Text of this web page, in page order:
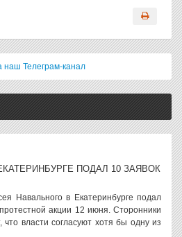
наш Телеграм-канал
ПОДАЛ 10 ЗАЯВОК
Навального в Екатеринбурге подал
акции 12 июня. Сторонники
что власти согласуют хотя бы одну из